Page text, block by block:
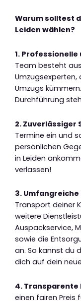
Warum solltest
Leiden wählen?
1.
Team besteht
Umzugsexperten,
Umzugs
Durchführung
2. Zuverlässiger
Termine ein und
persönlichen
in Leiden
verlassen!
3.
Transport deiner
weitere
Auspackservice,
sowie die
an. So kannst du
dich auf dein
4. Transparente
einen fairen Preis